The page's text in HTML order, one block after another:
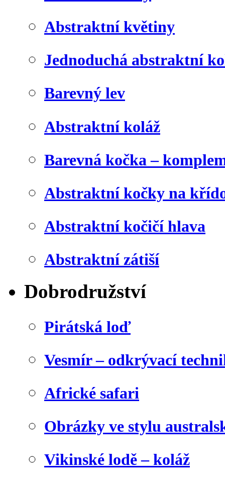
Abstraktní květiny
Jednoduchá abstraktní
Barevný lev
Abstraktní koláž
Barevná kočka –
Abstraktní kočky na
Abstraktní kočičí hlava
Abstraktní zátiší
Dobrodružství
Pirátská loď
Vesmír – odkrývací
Africké safari
Obrázky ve stylu
Vikinské lodě – koláž